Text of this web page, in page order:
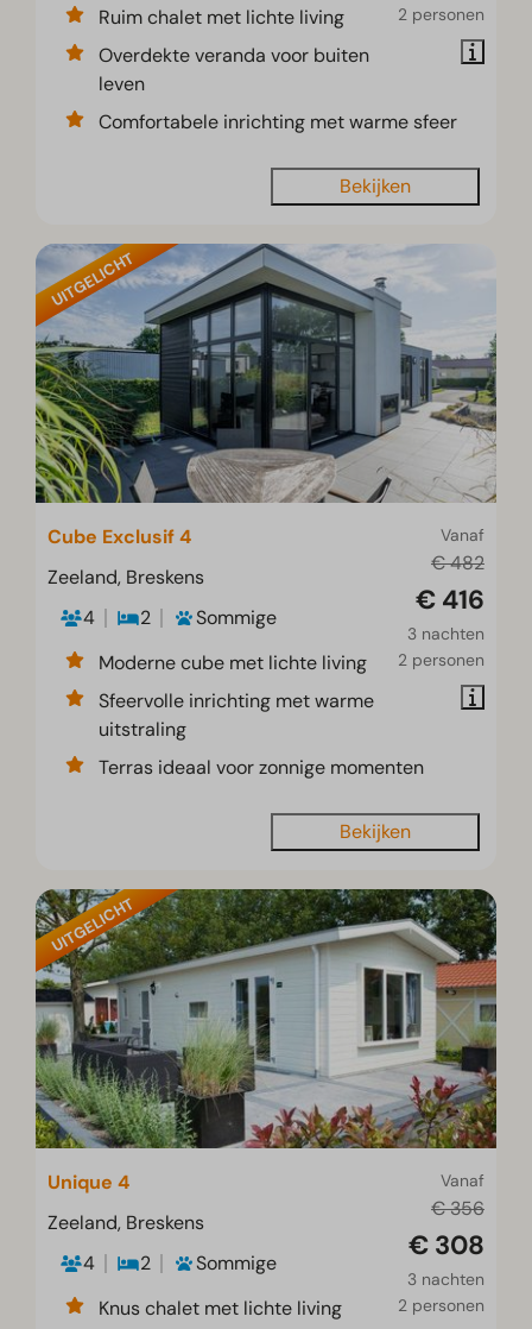
2 personen
Ruim chalet met lichte living
Overdekte veranda voor buiten
leven
Comfortabele inrichting met warme sfeer
Bekijken
UITGELICHT
Vanaf
€ 482
€ 416
3 nachten
2 personen
Cube Exclusif 4
Zeeland, Breskens
4
2
Sommige
Moderne cube met lichte living
Sfeervolle inrichting met warme
uitstraling
Terras ideaal voor zonnige momenten
Bekijken
UITGELICHT
Vanaf
€ 356
€ 308
3 nachten
2 personen
Unique 4
Zeeland, Breskens
4
2
Sommige
Knus chalet met lichte living